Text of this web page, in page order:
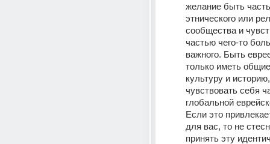
желание быть
этнического или
сообщества и
частью чего-то
важного. Быть
только иметь
культуру и
чувствовать себя
глобальной
Если это
для вас, то не
принять эту